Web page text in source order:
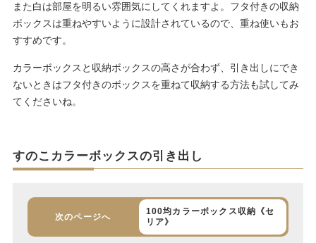
また白は部屋を明るい雰囲気にしてくれますよ。フタ付きの収納
ボックスは重ねやすいように設計されているので、重ね使いもお
すすめです。
カラーボックスと収納ボックスの高さが合わず、引き出しにでき
ないときはフタ付きのボックスを重ねて収納する方法も試してみ
てくださいね。
すのこカラーボックスの引き出し
次のページへ
100均カラーボックス収納《セ
リア》